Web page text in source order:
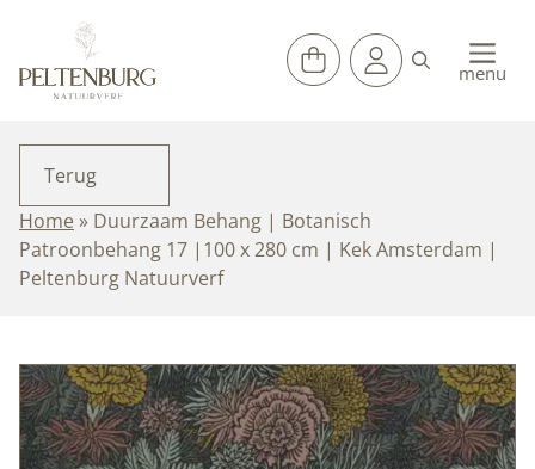
de
inhoud
menu
Terug
Home » Duurzaam Behang | Botanisch
Patroonbehang 17 |100 x 280 cm | Kek Amsterdam |
Peltenburg Natuurverf